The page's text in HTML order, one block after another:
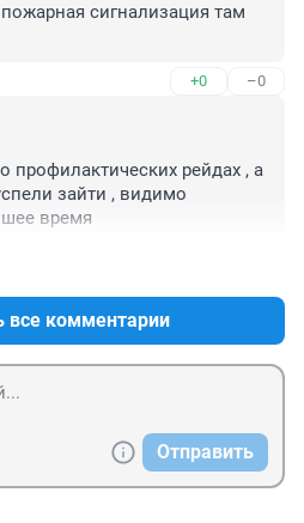
сигнализация там
+0 –0
профилактических рейдах , а
зайти , видимо
время
все комментарии
Отправить